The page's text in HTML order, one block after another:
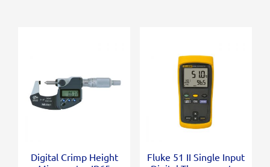
Digital Crimp Height
Fluke 51 II Single Input